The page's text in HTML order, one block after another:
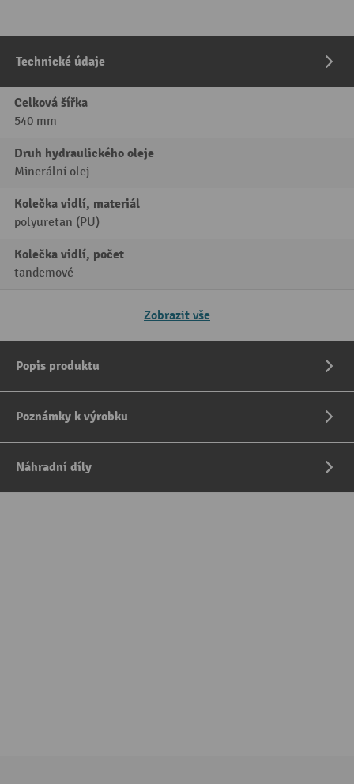
Technické údaje
Celková šířka
540 mm
Druh hydraulického oleje
Minerální olej
Kolečka vidlí, materiál
polyuretan (PU)
Kolečka vidlí, počet
tandemové
Zobrazit vše
Popis produktu
Poznámky k výrobku
Náhradní díly